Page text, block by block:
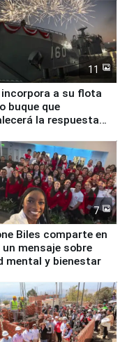
11
incorpora a su flota
buque que
la respuesta
7
Biles comparte en
un mensaje sobre
mental y bienestar